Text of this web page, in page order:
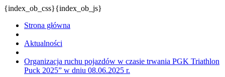
{index_ob_css}{index_ob_js}
Strona główna
Aktualności
Organizacja ruchu pojazdów w czasie trwania PGK Triathlon
Puck 2025” w dniu 08.06.2025 r.